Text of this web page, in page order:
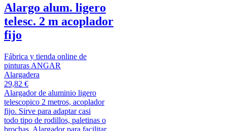
Alargo alum. ligero
telesc. 2 m acoplador
fijo
Fábrica y tienda online de
pinturas ANGAR
Alargadera
29,82 €
Alargador de aluminio ligero
telescopico 2 metros, acoplador
fijo. Sirve para adaptar casi
todo tipo de rodillos, paletinas o
brochas. Alargador para facilitar